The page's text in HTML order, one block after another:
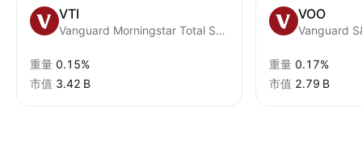
VTI
Vanguard Morningstar Total Stock Market ETF
重量 0.15%
市值 ‪3.42 B‬
VOO
Vanguard
重量 0.17%
市值 ‪2.79 B‬